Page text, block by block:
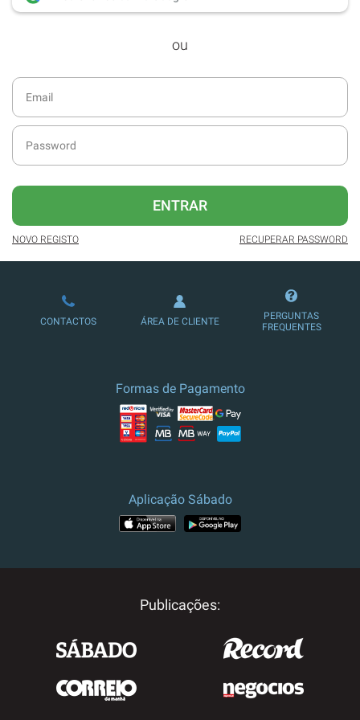
desde dezembro de 2016.
Acesso ao formato digital da SÁBADO
SÁBADO.
diário da atualidade.
publicidade reduzida e não invasiva
no site.
Possibilidade de ler e/ou ouvir artigos.
Ofertas e descontos em produtos,
serviços, eventos desportivos e
ou
ENTRAR
NOVO REGISTO RECUPERAR PASSWORD
CONTACTOS ÁREA DE CLIENTE
PERGUNTAS
FREQUENTES
Formas de Pagamento
Aplicação Sábado
Publicações: